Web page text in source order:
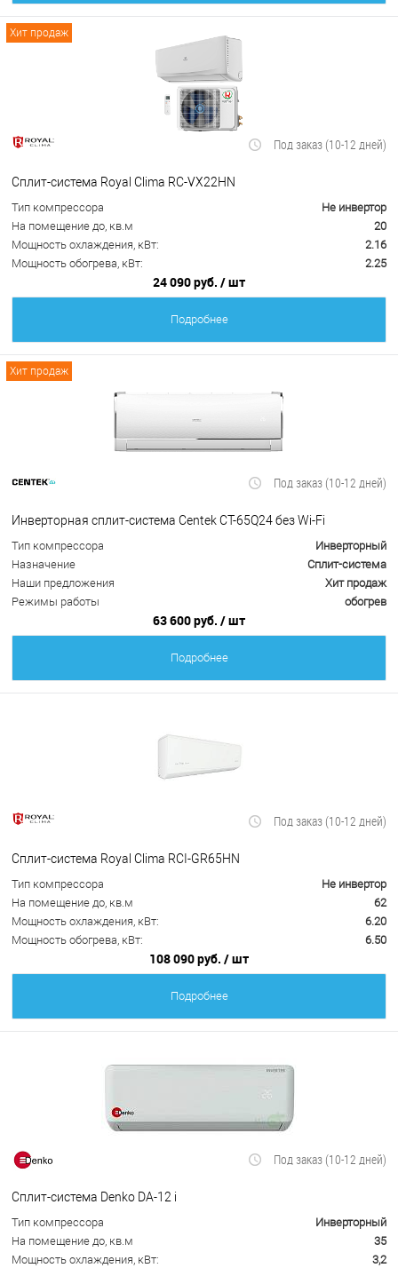
Хит продаж
Под заказ (10-12 дней)
Сплит-система Royal Clima RC-VX22HN
Тип компрессора
Не инвертор
На помещение до, кв.м
20
Мощность охлаждения, кВт:
2.16
Мощность обогрева, кВт:
2.25
24 090 руб. / шт
Подробнее
Хит продаж
Под заказ (10-12 дней)
Инверторная сплит-система Centek CT-65Q24 без Wi-Fi
Тип компрессора
Инверторный
Назначение
Сплит-система
Наши предложения
Хит продаж
Режимы работы
обогрев
63 600 руб. / шт
Подробнее
Под заказ (10-12 дней)
Сплит-система Royal Clima RCI-GR65HN
Тип компрессора
Не инвертор
На помещение до, кв.м
62
Мощность охлаждения, кВт:
6.20
Мощность обогрева, кВт:
6.50
108 090 руб. / шт
Подробнее
Под заказ (10-12 дней)
Сплит-система Denko DA-12 i
Тип компрессора
Инверторный
На помещение до, кв.м
35
Мощность охлаждения, кВт:
3,2